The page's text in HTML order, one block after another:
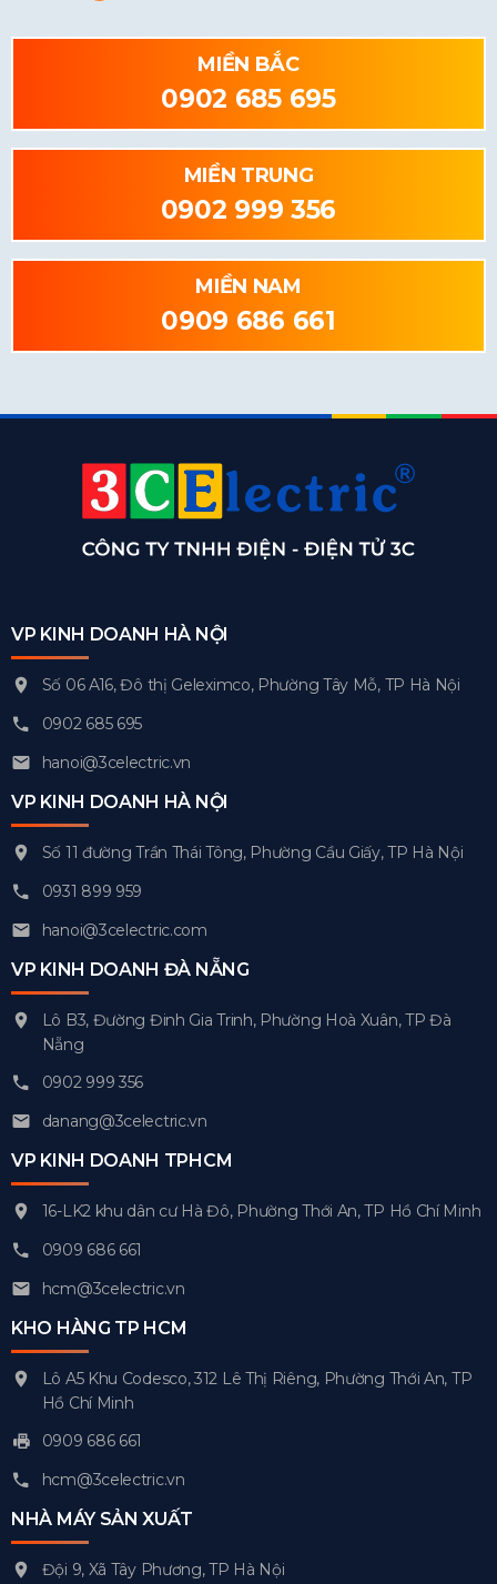
MIỀN BẮC
0902 685 695
MIỀN TRUNG
0902 999 356
MIỀN NAM
0909 686 661
VP KINH DOANH HÀ NỘI
Số 06 A16, Đô thị Geleximco, Phường Tây Mỗ, TP Hà Nội
0902 685 695
hanoi@3celectric.vn
VP KINH DOANH HÀ NỘI
Số 11 đường Trần Thái Tông, Phường Cầu Giấy, TP Hà Nội
0931 899 959
hanoi@3celectric.com
VP KINH DOANH ĐÀ NẴNG
Lô B3, Đường Đinh Gia Trinh, Phường Hoà Xuân, TP Đà
Nẵng
0902 999 356
danang@3celectric.vn
VP KINH DOANH TPHCM
16-LK2 khu dân cư Hà Đô, Phường Thới An, TP Hồ Chí Minh
0909 686 661
hcm@3celectric.vn
KHO HÀNG TP HCM
Lô A5 Khu Codesco, 312 Lê Thị Riêng, Phường Thới An, TP
Hồ Chí Minh
0909 686 661
hcm@3celectric.vn
NHÀ MÁY SẢN XUẤT
Đội 9, Xã Tây Phương, TP Hà Nội